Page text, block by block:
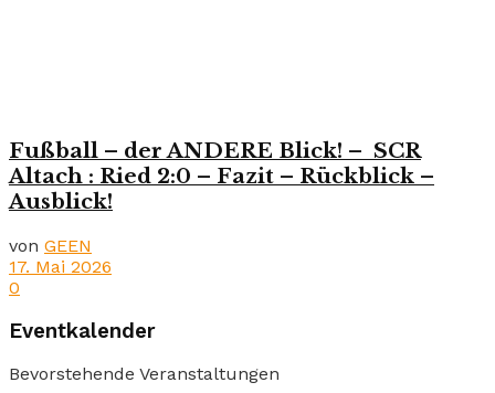
Fußball – der ANDERE Blick! – SCR
Altach : Ried 2:0 – Fazit – Rückblick –
Ausblick!
von GEEN
17. Mai 2026
0
Eventkalender
Bevorstehende Veranstaltungen